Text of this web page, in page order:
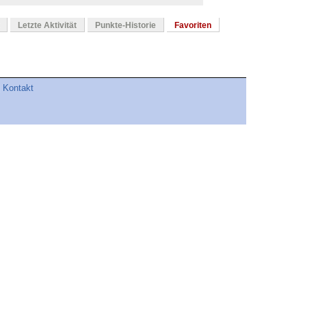
Letzte Aktivität Punkte-Historie
Favoriten
Kontakt